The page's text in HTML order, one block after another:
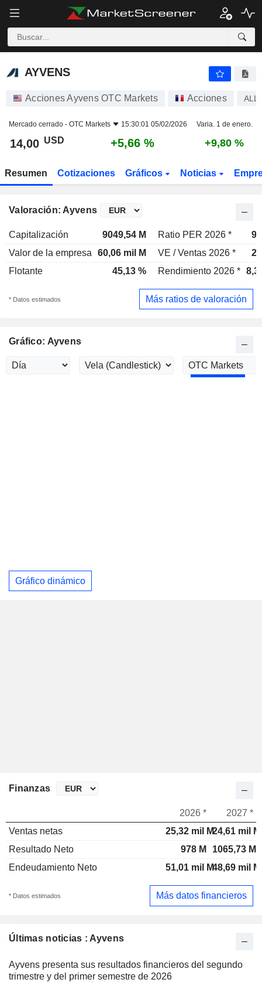
AYVENS
AYVENS
Acciones Ayvens OTC Markets Acciones
Mercado cerrado - OTC Markets 15:30:01 05/02/2026 Varia. 1 de enero.
14,00 USD +5,66 % +9,80 %
Resumen Cotizaciones Gráficos Noticias
Valoración: Ayvens
Capitalización 9049,54 M Ratio PER 2026 *
Valor de la empresa
60,06 mil M VE / Ventas 2026 *
Flotante
45,13 % Rendimiento 2026 *
* Datos estimados Más ratios de valoración
Gráfico: Ayvens
Gráfico dinámico
Últimas noticias : Ayvens
Ayvens presenta sus resultados financieros del segundo
trimestre y del primer semestre de 2026
Finanzas
2026 *
2027 *
Ventas netas
25,32 mil M24,61 mil M
Resultado Neto
978 M
1065,73 M
Endeudamiento Neto
51,01 mil M48,69 mil M
* Datos estimados Más datos financieros